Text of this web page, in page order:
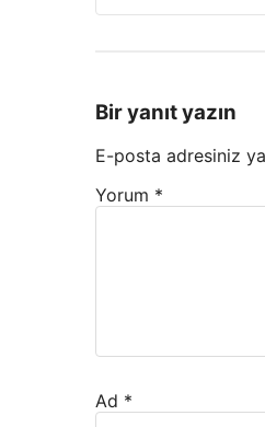
Bir yanıt yazın
E-posta adresiniz
Yorum *
Ad *